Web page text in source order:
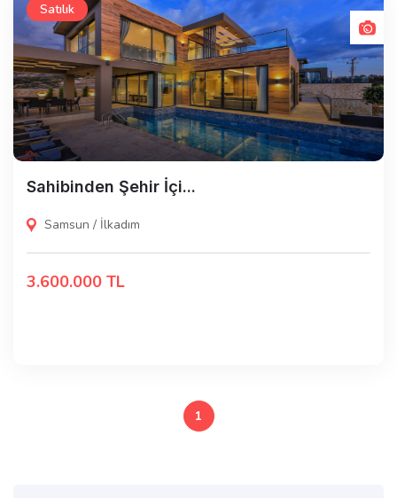
Satılık
Sahibinden Şehir İçi...
Samsun / İlkadım
3.600.000 TL
1